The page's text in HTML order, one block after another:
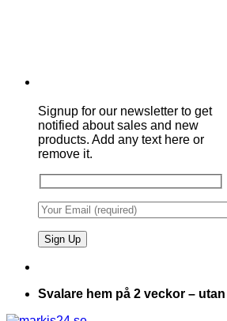
Signup for our newsletter to get
notified about sales and new
products. Add any text here or
remove it.
Svalare hem på 2 veckor –